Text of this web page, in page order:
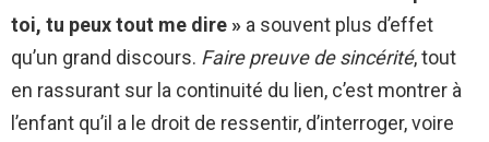
toi, tu peux tout me dire » a souvent plus d’effet
qu’un grand discours. Faire preuve de sincérité, tout
en rassurant sur la continuité du lien, c’est montrer à
l’enfant qu’il a le droit de ressentir, d’interroger, voire